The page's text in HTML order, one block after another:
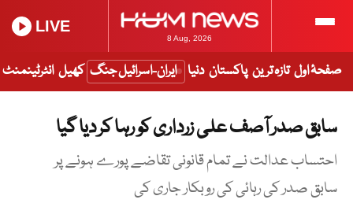
8 Aug, 2026
LIVE
صفحۂ اول تازہ ترین پاکستان دنیا ایران-اسرائیل جنگ کھیل انٹرٹینمنٹ
سابق صدر آصف علی زرداری کو رہا کر دیا گیا
احتساب عدالت نے تمام قانونی تقاضے پورے ہونے پر
سابق صدر کی رہائی کی روبکار جاری کی